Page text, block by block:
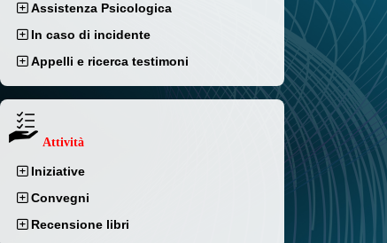
Assistenza Psicologica
In caso di incidente
Appelli e ricerca testimoni
Attività
Iniziative
Convegni
Recensione libri